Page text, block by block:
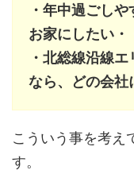
・年中過ごし
お家にしたい・
・北総線沿線
なら、どの会社
こういう事を考え
す。